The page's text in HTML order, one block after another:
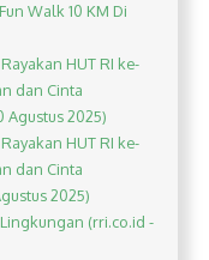
Walk 10 KM Di
HUT RI ke-
dan Cinta
Agustus 2025)
HUT RI ke-
dan Cinta
2025)
Lingkungan (rri.co.id -